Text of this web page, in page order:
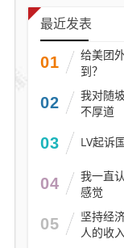
最近发表
01
给美团
到？
02
我对随
不厚道
03 LV起诉
04
我一直
感觉
05
坚持经
人的收